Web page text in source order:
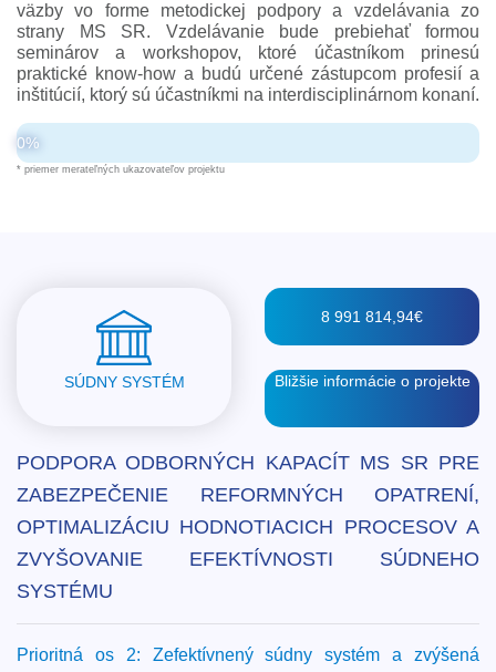
väzby vo forme metodickej podpory a vzdelávania zo
strany MS SR. Vzdelávanie bude prebiehať formou
seminárov a workshopov, ktoré účastníkom prinesú
praktické know-how a budú určené zástupcom profesií a
inštitúcií, ktorý sú účastníkmi na interdisciplinárnom konaní.
0%
* priemer merateľných ukazovateľov projektu
SÚDNY SYSTÉM
8 991 814,94€
Bližšie informácie o projekte
PODPORA ODBORNÝCH KAPACÍT MS SR PRE
ZABEZPEČENIE REFORMNÝCH OPATRENÍ,
OPTIMALIZÁCIU HODNOTIACICH PROCESOV A
ZVYŠOVANIE EFEKTÍVNOSTI SÚDNEHO
SYSTÉMU
Prioritná os 2: Zefektívnený súdny systém a zvýšená